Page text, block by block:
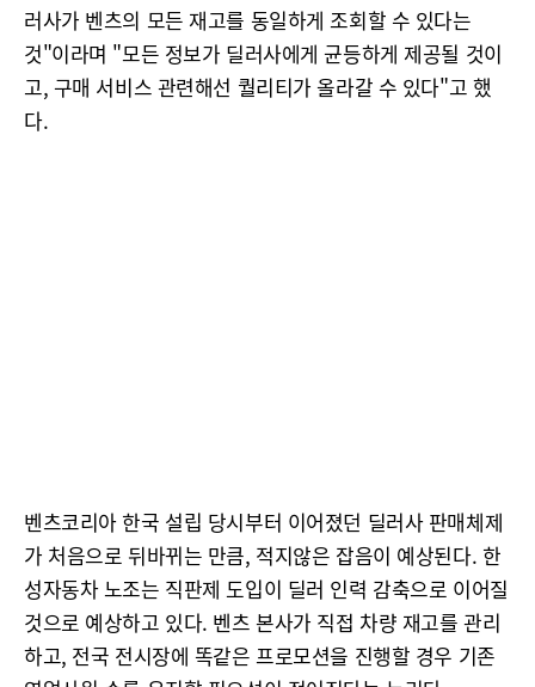
러사가 벤츠의 모든 재고를 동일하게 조회할 수 있다는
것"이라며 "모든 정보가 딜러사에게 균등하게 제공될 것이
고, 구매 서비스 관련해선 퀄리티가 올라갈 수 있다"고 했
다.
벤츠코리아 한국 설립 당시부터 이어졌던 딜러사 판매체제
가 처음으로 뒤바뀌는 만큼, 적지않은 잡음이 예상된다. 한
성자동차 노조는 직판제 도입이 딜러 인력 감축으로 이어질
것으로 예상하고 있다. 벤츠 본사가 직접 차량 재고를 관리
하고, 전국 전시장에 똑같은 프로모션을 진행할 경우 기존